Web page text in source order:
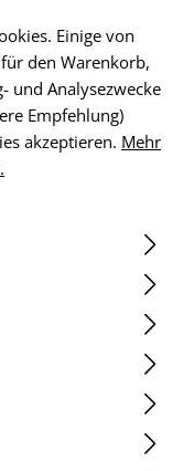
VORDERSCHÄFTE
Einige von
den Warenkorb,
und Analysezwecke
Empfehlung)
akzeptieren. Mehr